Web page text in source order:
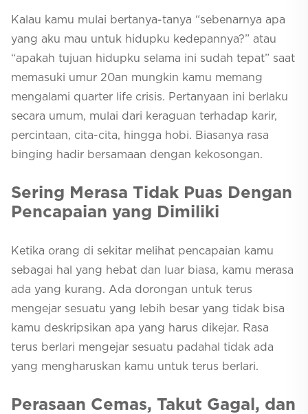
Kalau kamu mulai bertanya-tanya “sebenarnya apa
yang aku mau untuk hidupku kedepannya?” atau
“apakah tujuan hidupku selama ini sudah tepat” saat
memasuki umur 20an mungkin kamu memang
mengalami quarter life crisis. Pertanyaan ini berlaku
secara umum, mulai dari keraguan terhadap karir,
percintaan, cita-cita, hingga hobi. Biasanya rasa
binging hadir bersamaan dengan kekosongan.
Sering Merasa Tidak Puas Dengan
Pencapaian yang Dimiliki
Ketika orang di sekitar melihat pencapaian kamu
sebagai hal yang hebat dan luar biasa, kamu merasa
ada yang kurang. Ada dorongan untuk terus
mengejar sesuatu yang lebih besar yang tidak bisa
kamu deskripsikan apa yang harus dikejar. Rasa
terus berlari mengejar sesuatu padahal tidak ada
yang mengharuskan kamu untuk terus berlari.
Perasaan Cemas, Takut Gagal, dan